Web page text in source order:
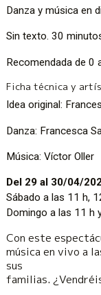
Danza y música en
Sin texto. 30
Recomendada de 0
Ficha técnica y
Idea original:
Danza: Francesca
Música: Víctor Oller
Del 29 al 30/04/
Sábado a las 11 h,
Domingo a las 11 h
Con este
música en vivo a
sus
familias.